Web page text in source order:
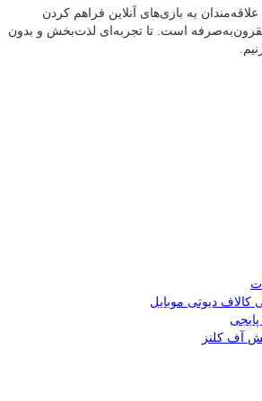
به بازی‌های آنلاین فراهم کردن
است. تا تجربه‌ای لذت‌بخش و بدون
دیوتی موبایل
آف کلنز